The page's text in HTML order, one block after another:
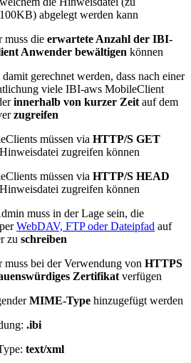
abgelegt werden kann
muss die erwartete Anzahl der IBI-
Anwender bewältigen können
damit gerechnet werden, dass nach einer
viele IBI-aws MobileClient
innerhalb von kurzer Zeitauf dem
zugreifen
müssen via HTTP/S GET
zugreifen können
müssen via HTTP/S HEAD
zugreifen können
muss in der Lage sein, die
WebDAV, FTP oder Dateipfad auf
zu schreiben
muss bei der Verwendung von HTTPS
Zertifikatverfügen
MIME-Type hinzugefügt werden
.ibi
text/xml